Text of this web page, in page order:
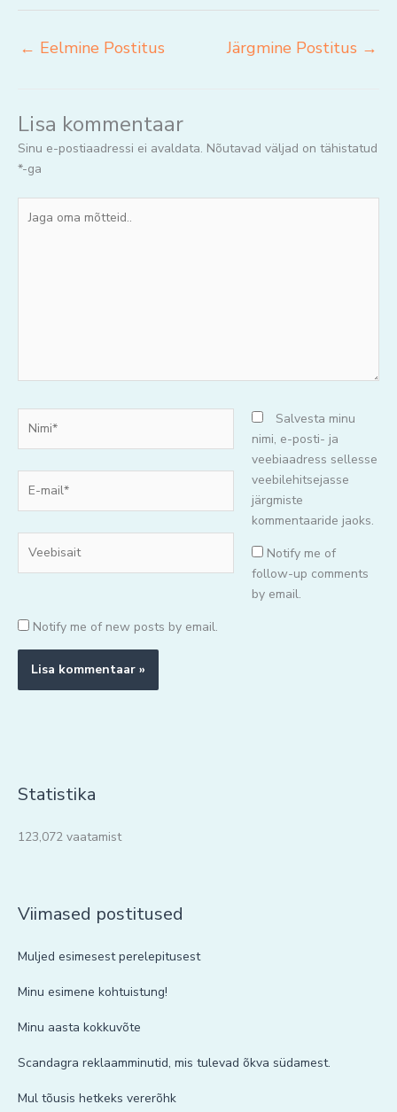
← Eelmine Postitus Järgmine Postitus →
Lisa kommentaar
Sinu e-postiaadressi ei avaldata. Nõutavad väljad on tähistatud
*-ga
oma
mail*
Salvesta minu
nimi, e-posti- ja
veebiaadress sellesse
veebilehitsejasse
järgmiste
kommentaaride jaoks.
Notify me of
follow-up comments
by email.
Notify me of new posts by email.
Statistika
123,072 vaatamist
Viimased postitused
Muljed esimesest perelepitusest
Minu esimene kohtuistung!
Minu aasta kokkuvõte
Scandagra reklaamminutid, mis tulevad õkva südamest.
Mul tõusis hetkeks vererõhk